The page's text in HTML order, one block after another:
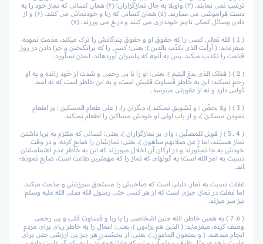
ترغیب نمی نمایند. (۳) واویلا به حال نمازگزاران! (۴) همان کسانی که نماز خود را به
دست فراموشی می سپارند. (۵) همان کسانی که ریا و خودنمائی می کنند. (۶) و از
دادن وسائل کمکی ناچیز خودداری می کنند و دریغ می ورزند. (۷)
( 1 ) الله تعالی کسی را که حقوق او و حقوق بندگانش را ترک می­کند، مذمت نموده،
می­فرماید: ( أرأیت الذی یکذّب بالدین ): یعنی: کسی را که برانگیختن و جزا دادن در روز
قیامت را تکذیب می­کند، پس به آنچه که پیامبران آورده­اند، ایمان نمی­آورد.
( 2 ) ( فذلک الذی یدعّ الیتیم )، یعنی: او را با بی رحمی و شدت از خود رانده و به او
رحم نمی­کند؛ این به خاطر قساوت قلبش است، و به این خاطر است که نه امید
ثوابی دارد و نه از عقوبتی می­ترسد.
( 3 ) ( ولا یحضّ : و تشویق نمی­کند )، دیگران را، ( علی طعام المسکین : بر اطعام
نمودن مسکین )، و از باب اولی او خودش مساکین را اطعام نمی­کند.
( 4 ــ 5 ) ( فویل للمصلّین : وای بر نمازگزاران )، یعنی: کسانی که ملتزم به برپا داشتن
نماز هستند، اما ( عن صلاتهم ساهون )، یعنی: نمازشان را ضایع کرده، و در وقت
خودش به جا نمی­آورند و در ارکان آن اخلال می­ورزند که این به خاطر عدم اهتمامشان
نسبت به امر الله است؛ به گونه­ای که نماز را که مهم­ترین طاعت است، ضایع نموده­
اند.
غفلت نسبت به نماز، دلیلی است که صاحبش را مستحق سرزنش و مذمت می­کند.
اما غفلت در نماز، چیزی است که از هر کسی حتی رسول الله صلی الله علیه وسلم
نیز سر می­زند.
( 6ــ 7 ) به همین خاطر، الله چنین اشخاصی را با ریا و قساوت قلب و بی رحمی
وصف کرده، می­فرماید: ( الذین هم یراءون )، یعنی: اعمال را به خاطر ریای برای مردم
انجام می­دهند، ( و یمنعون الماعون )، یعنی: از بخشیدن هر چیز بی ارزشی حتی برای